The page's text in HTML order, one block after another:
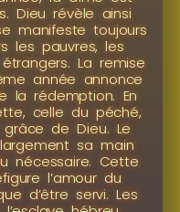
Dieu révèle ainsi
manifeste toujours
les pauvres, les
La remise
année annonce
la rédemption. En
celle du péché,
de Dieu. Le
sa main
nécessaire. Cette
l’amour du
d’être servi. Les